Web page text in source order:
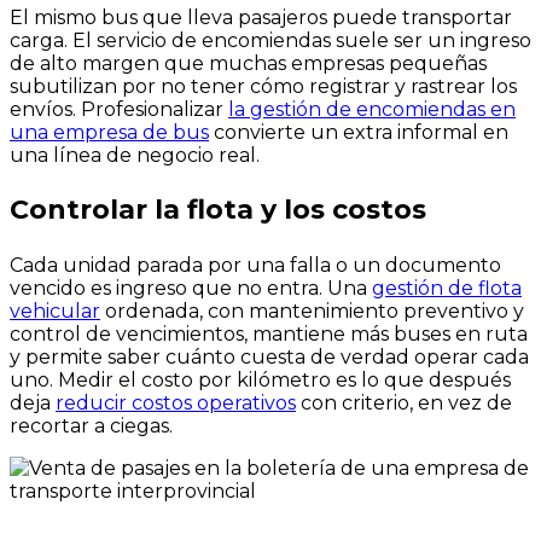
El mismo bus que lleva pasajeros puede transportar
carga. El servicio de encomiendas suele ser un ingreso
de alto margen que muchas empresas pequeñas
subutilizan por no tener cómo registrar y rastrear los
envíos. Profesionalizar la gestión de encomiendas en
una empresa de bus convierte un extra informal en
una línea de negocio real.
Controlar la flota y los costos
Cada unidad parada por una falla o un documento
vencido es ingreso que no entra. Una gestión de flota
vehicular ordenada, con mantenimiento preventivo y
control de vencimientos, mantiene más buses en ruta
y permite saber cuánto cuesta de verdad operar cada
uno. Medir el costo por kilómetro es lo que después
deja reducir costos operativos con criterio, en vez de
recortar a ciegas.